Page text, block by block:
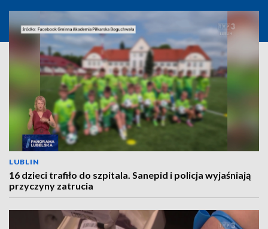
LUBLIN
16 dzieci trafiło do szpitala. Sanepid i policja wyjaśniają
przyczyny zatrucia